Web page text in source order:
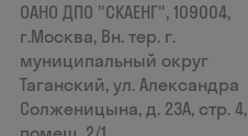
ОАНО ДПО "СКАЕНГ", 109004,
г.Москва, Вн. тер. г.
муниципальный округ
Таганский, ул. Александра
Солженицына, д. 23А, стр. 4,